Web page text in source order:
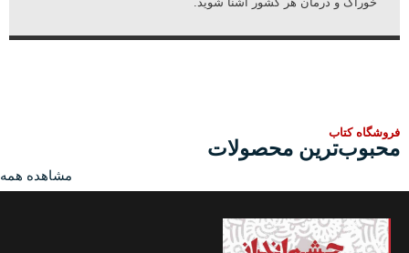
فروشگاه کتاب
محبوب‌ترین محصولات
مشاهده همه